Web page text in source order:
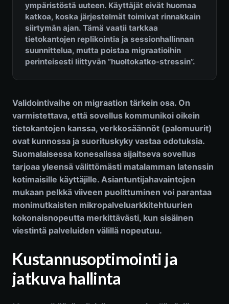
ympäristöstä uuteen. Käyttäjät eivät huomaa
katkoa, koska järjestelmät toimivat rinnakkain
siirtymän ajan. Tämä vaatii tarkkaa
tietokantojen replikointia ja sessionhallinnan
suunnittelua, mutta poistaa migraatioihin
perinteisesti liittyvän ”huoltokatko-stressin”.
Validointivaihe on migraation tärkein osa. On
varmistettava, että sovellus kommunikoi oikein
tietokantojen kanssa, verkkosäännöt (palomuurit)
ovat kunnossa ja suorituskyky vastaa odotuksia.
Suomalaisessa konesalissa sijaitseva sovellus
tarjoaa yleensä välittömästi matalamman latenssin
kotimaisille käyttäjille. Asiantuntijahavaintojen
mukaan pelkkä viiveen puolittuminen voi parantaa
monimutkaisten mikropalveluarkkitehtuurien
kokonaisnopeutta merkittävästi, kun sisäinen
viestintä palveluiden välillä nopeutuu.
Kustannusoptimointi ja
jatkuva hallinta